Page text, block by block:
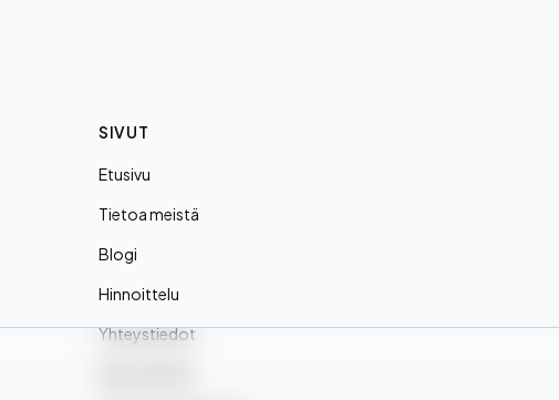
SIVUT
Etusivu
Tietoa meistä
Blogi
Hinnoittelu
Yhteystiedot